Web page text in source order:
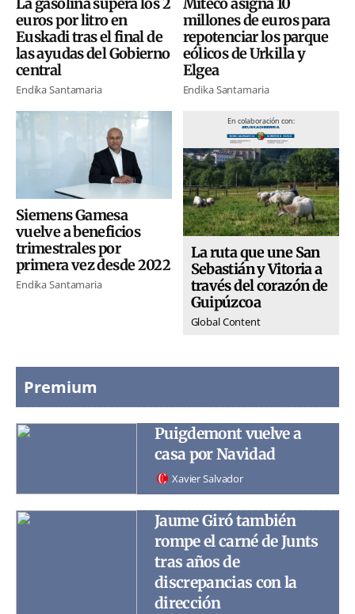
euros por litro en
Euskadi tras el final de
las ayudas del Gobierno
central
Endika Santamaria
millones de euros para
repotenciar los parque
eólicos de Urkilla y
Elgea
Endika Santamaria
Siemens Gamesa
vuelve a beneficios
trimestrales por
primera vez desde 2022
Endika Santamaria
En colaboración con:
La ruta que une San
Sebastián y Vitoria a
través del corazón de
Guipúzcoa
Global Content
Premium
Puigdemont vuelve a
casa por Navidad
Xavier Salvador
Jaume Giró también
rompe el carné de Junts
tras años de
discrepancias con la
dirección